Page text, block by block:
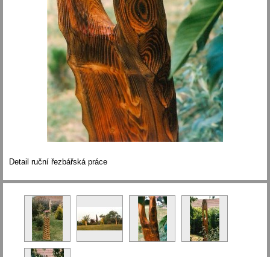
Detail ruční řezbářská práce